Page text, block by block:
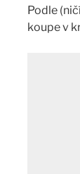
Podle
koupe v